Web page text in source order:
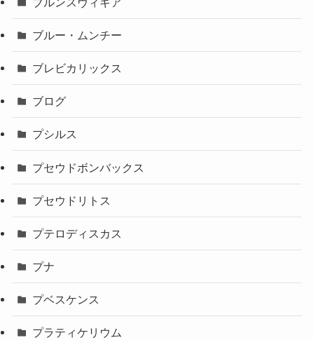
ブルー・ムンチー
ブレビカリックス
ブログ
プシルス
プセウドボンバックス
プセウドリトス
プテロディスカス
プナ
プベスケンス
プラティケリウム